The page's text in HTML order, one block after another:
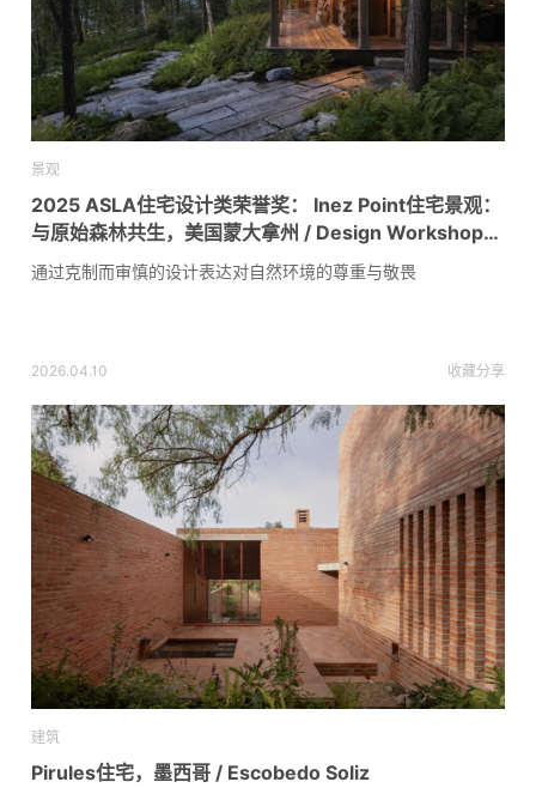
景观
2025 ASLA住宅设计类荣誉奖： Inez Point住宅景观：
与原始森林共生，美国蒙大拿州 / Design Workshop
Inc.
通过克制而审慎的设计表达对自然环境的尊重与敬畏
2026.04.10 收藏分享
建筑
Pirules住宅，墨西哥 / Escobedo Soliz